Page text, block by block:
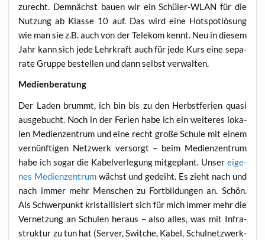
zurecht. Dem­nächst bau­en wir ein Schü­ler-WLAN für die
Nut­zung ab Klas­se 10 auf. Das wird eine Hot­spot­lö­sung
wie man sie z.B. auch von der Tele­kom kennt. Neu in die­sem
Jahr kann sich jede Lehr­kraft auch für jede Kurs eine sepa­
ra­te Grup­pe bestel­len und dann selbst verwalten.
Medi­en­be­ra­tung
Der Laden brummt, ich bin bis zu den Herbst­fe­ri­en qua­si
aus­ge­bucht. Noch in der Feri­en habe ich ein wei­te­res loka­
len Medi­en­zen­trum und eine recht gro­ße Schu­le mit einem
ver­nünf­ti­gen Netz­werk ver­sorgt – beim Medi­en­zen­trum
habe ich sogar die Kabel­ver­le­gung mit­ge­plant. Unser eige­
nes Medi­en­zen­trum wächst und gedeiht. Es zieht nach und
nach immer mehr Men­schen zu Fort­bil­dun­gen an. Schön.
Als Schwer­punkt kris­tal­li­siert sich für mich immer mehr die
Ver­net­zung an Schu­len her­aus – also alles, was mit Infra­
struk­tur zu tun hat (Ser­ver, Swit­che, Kabel, Schul­netz­werk­